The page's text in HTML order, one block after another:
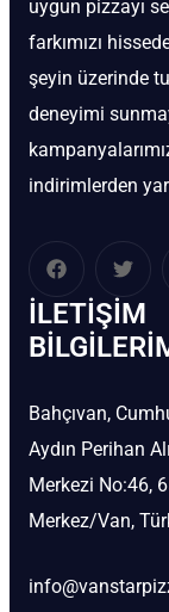
uygun pizzayı
farkımızı
şeyin üzerinde
deneyimi
indirimlerden
İLETIŞIM
Bahçıvan,
Aydın Perihan
Merkezi No:46,
Merkez/Van,